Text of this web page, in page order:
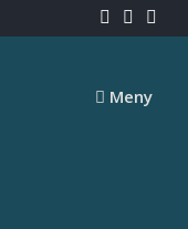
Meny